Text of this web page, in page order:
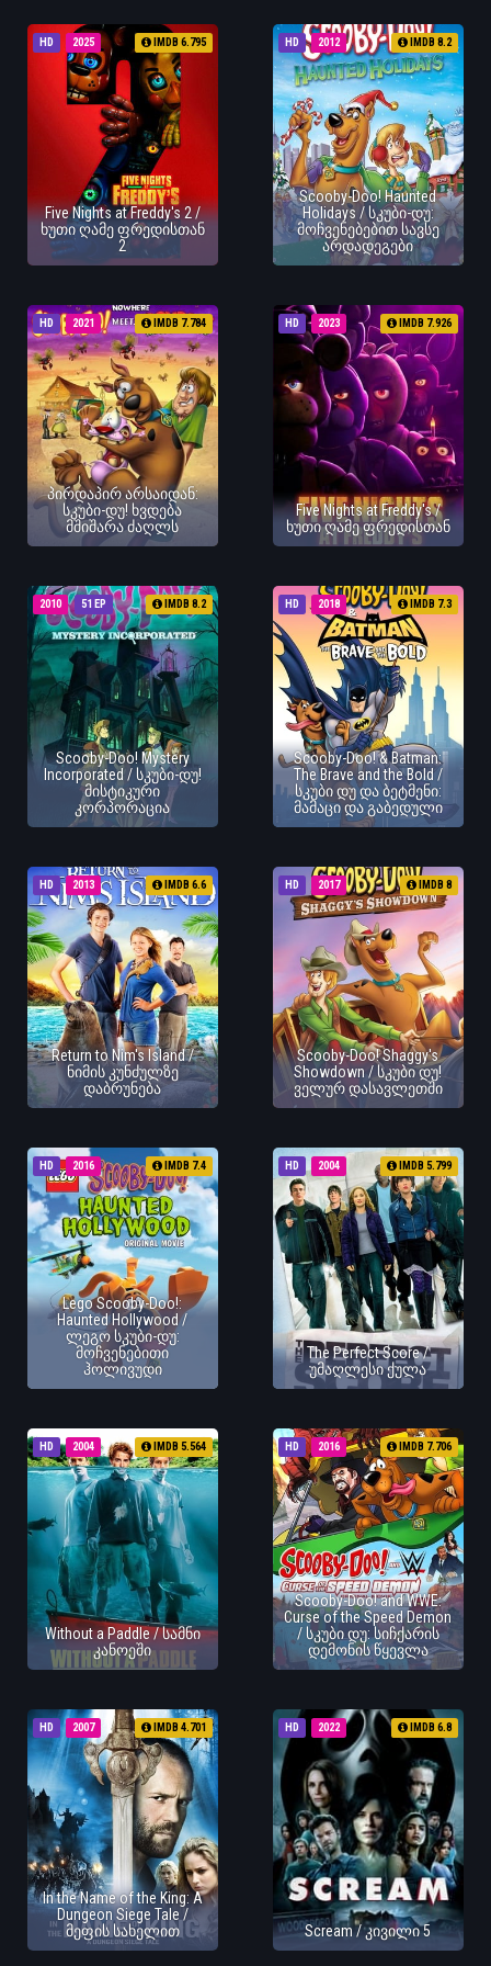
HD 2025 IMDB 6.795
Five Nights at Freddy's 2 /
ხუთი ღამე ფრედისთან
2
HD 2012 IMDB 8.2
Scooby-Doo! Haunted
Holidays / სკუბი-დუ:
მოჩვენებებით სავსე
არდადეგები
HD 2021 IMDB 7.784
პირდაპირ არსაიდან:
სკუბი-დუ! ხვდება
მშიშარა ძაღლს
HD 2023 IMDB 7.926
Five Nights at Freddy's /
ხუთი ღამე ფრედისთან
51 EP
2010 IMDB 8.2
Scooby-Doo! Mystery
Incorporated / სკუბი-დუ!
მისტიკური
კორპორაცია
HD 2018 IMDB 7.3
Scooby-Doo! & Batman:
The Brave and the Bold /
სკუბი დუ და ბეტმენი:
მამაცი და გაბედული
HD 2013 IMDB 6.6
Return to Nim's Island /
ნიმის კუნძულზე
დაბრუნება
HD 2017 IMDB 8
Scooby-Doo! Shaggy's
Showdown / სკუბი დუ!
ველურ დასავლეთში
HD 2016 IMDB 7.4
Lego Scooby-Doo!:
Haunted Hollywood /
ლეგო სკუბი-დუ:
მოჩვენებითი
ჰოლივუდი
HD 2004 IMDB 5.799
The Perfect Score /
უმაღლესი ქულა
HD 2004 IMDB 5.564
Without a Paddle / სამნი
კანოეში
HD 2016 IMDB 7.706
Scooby-Doo! and WWE:
Curse of the Speed Demon
/ სკუბი დუ: სიჩქარის
დემონის წყევლა
HD 2007 IMDB 4.701
In the Name of the King: A
Dungeon Siege Tale /
მეფის სახელით
HD 2022 IMDB 6.8
Scream / კივილი 5